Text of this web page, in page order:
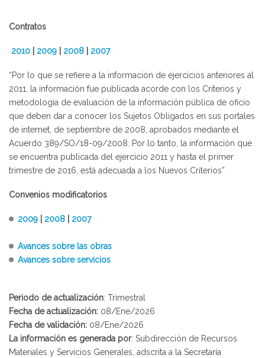
Contratos
2010 2009 2008 2007
“Por lo que se refiere a la información de ejercicios anteriores al
2011, la información fue publicada acorde con los Criterios y
metodología de evaluación de la información pública de oficio
que deben dar a conocer los Sujetos Obligados en sus portales
de internet, de septiembre de 2008, aprobados mediante el
Acuerdo 389/SO/18-09/2008. Por lo tanto, la información que
se encuentra publicada del ejercicio 2011 y hasta el primer
trimestre de 2016, está adecuada a los Nuevos Criterios”
Convenios modificatorios
2009 2008 2007
Avances sobre las obras
Avances sobre servicios
Periodo de actualización: Trimestral
Fecha de actualización: 08/Ene/2026
Fecha de validación: 08/Ene/2026
La información es generada por: Subdirección de Recursos
Materiales y Servicios Generales, adscrita a la Secretaría